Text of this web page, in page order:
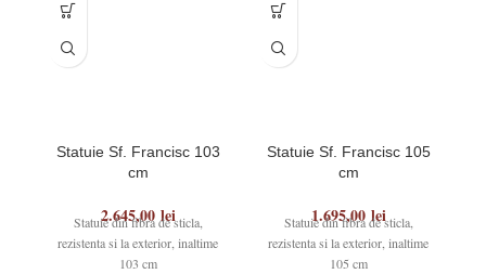
Statuie Sf. Francisc 103
cm
2.645,00lei
Statuie din fibra de sticla,
rezistenta si la exterior, inaltime
103 cm
Statuie Sf. Francisc 105
cm
1.695,00lei
Statuie din fibra de sticla,
rezistenta si la exterior, inaltime
105 cm